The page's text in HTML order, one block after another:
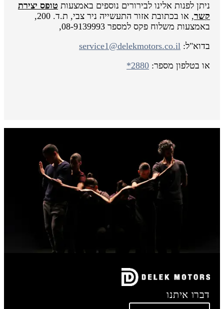
ניתן לפנות אלינו לבירורים נוספים באמצעות טופס יצירת
קשר
, או בכתובת אזור התעשייה ניר צבי, ת.ד. 200,
באמצעות משלוח פקס למספר 08-9139993,
בדוא"ל:service1@delekmotors.co.il
או בטלפון מספר: *2880
דברו איתנו